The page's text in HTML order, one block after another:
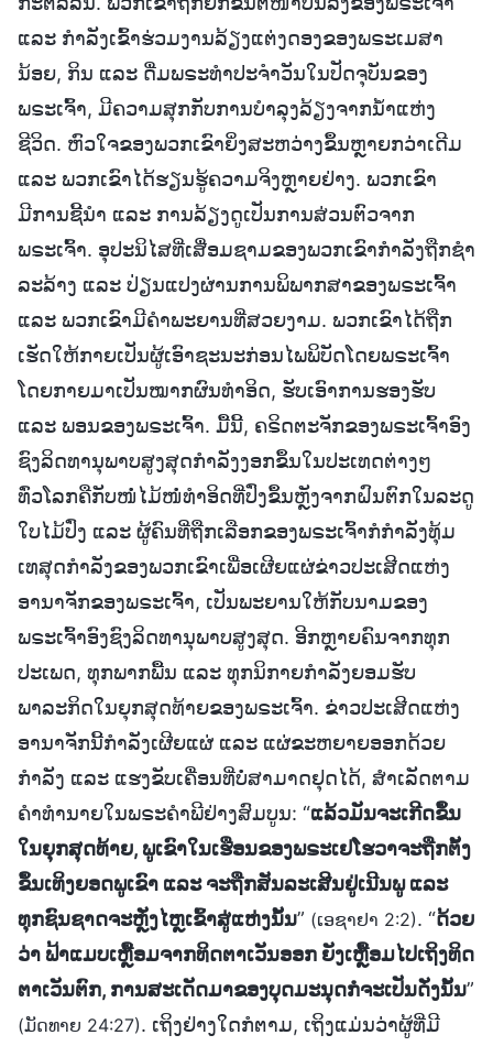
ແລະ ກຳລັງເຂົ້າຮ່ວມງານລ້ຽງແຕ່ງດອງຂອງພຣະເມສາ
ນ້ອຍ, ກິນ ແລະ ດື່ມພຣະທຳປະຈໍາວັນໃນປັດຈຸບັນຂອງ
ພຣະເຈົ້າ, ມີຄວາມສຸກກັບການບຳລຸງລ້ຽງຈາກນໍ້າແຫ່ງ
ຊີວິດ. ຫົວໃຈຂອງພວກເຂົາຍິ່ງສະຫວ່າງຂຶ້ນຫຼາຍກວ່າເດີມ
ແລະ ພວກເຂົາໄດ້ຮຽນຮູ້ຄວາມຈິງຫຼາຍຢ່າງ. ພວກເຂົາ
ມີການຊີ້ນໍາ ແລະ ການລ້ຽງດູເປັນການສ່ວນຕົວຈາກ
ພຣະເຈົ້າ. ອຸປະນິໄສທີ່ເສື່ອມຊາມຂອງພວກເຂົາກຳລັງຖືກຊໍາ
ລະລ້າງ ແລະ ປ່ຽນແປງຜ່ານການພິພາກສາຂອງພຣະເຈົ້າ
ແລະ ພວກເຂົາມີຄຳພະຍານທີ່ສວຍງາມ. ພວກເຂົາໄດ້ຖືກ
ເຮັດໃຫ້ກາຍເປັນຜູ້ເອົາຊະນະກ່ອນໄພພິບັດໂດຍພຣະເຈົ້າ
ໂດຍກາຍມາເປັນໝາກຜົນທຳອິດ, ຮັບເອົາການຮອງຮັບ
ແລະ ພອນຂອງພຣະເຈົ້າ. ມື້ນີ້, ຄຣິດຕະຈັກຂອງພຣະເຈົ້າອົງ
ຊົງລິດທານຸພາບສູງສຸດກຳລັງງອກຂຶ້ນໃນປະເທດຕ່າງໆ
ທົ່ວໂລກຄືກັບໜໍ່ໄມ້ໜໍ່ທຳອິດທີ່ປົ່ງຂຶ້ນຫຼັງຈາກຝົນຕົກໃນລະດູ
ໃບໄມ້ປົ່ງ ແລະ ຜູ້ຄົນທີ່ຖືກເລືອກຂອງພຣະເຈົ້າກໍກຳລັງທຸ້ມ
ເທສຸດກຳລັງຂອງພວກເຂົາເພື່ອເຜີຍແຜ່ຂ່າວປະເສີດແຫ່ງ
ອານາຈັກຂອງພຣະເຈົ້າ, ເປັນພະຍານໃຫ້ກັບນາມຂອງ
ພຣະເຈົ້າອົງຊົງລິດທານຸພາບສູງສຸດ. ອີກຫຼາຍຄົນຈາກທຸກ
ປະເພດ, ທຸກພາກພື້ນ ແລະ ທຸກນິກາຍກຳລັງຍອມຮັບ
ພາລະກິດໃນຍຸກສຸດທ້າຍຂອງພຣະເຈົ້າ. ຂ່າວປະເສີດແຫ່ງ
ອານາຈັກນີ້ກຳລັງເຜີຍແຜ່ ແລະ ແຜ່ຂະຫຍາຍອອກດ້ວຍ
ກຳລັງ ແລະ ແຮງຂັບເຄື່ອນທີ່ບໍ່ສາມາດຢຸດໄດ້, ສຳເລັດຕາມ
ຄຳທຳນາຍໃນພຣະຄຳພີຢ່າງສົມບູນ: “ແລ້ວມັນຈະເກີດຂຶ້ນ
ໃນຍຸກສຸດທ້າຍ, ພູເຂົາໃນເຮືອນຂອງພຣະເຢໂຮວາຈະຖືກຕັ້ງ
ຂຶ້ນເທິງຍອດພູເຂົາ ແລະ ຈະຖືກສັນລະເສີນຢູ່ເນີນພູ ແລະ
ທຸກຊົນຊາດຈະຫຼັ່ງໄຫຼເຂົ້າສູ່ແຫ່ງນັ້ນ” (ເອຊາຢາ 2:2). “ດ້ວຍ
ວ່າ ຟ້າແມບເຫຼື້ອມຈາກທິດຕາເວັນອອກ ຍັງເຫຼື້ອມໄປເຖິງທິດ
ຕາເວັນຕົກ, ການສະເດັດມາຂອງບຸດມະນຸດກໍຈະເປັນດັ່ງນັ້ນ”
(ມັດທາຍ 24:27). ເຖິງຢ່າງໃດກໍຕາມ, ເຖິງແມ່ນວ່າຜູ້ທີ່ມີ